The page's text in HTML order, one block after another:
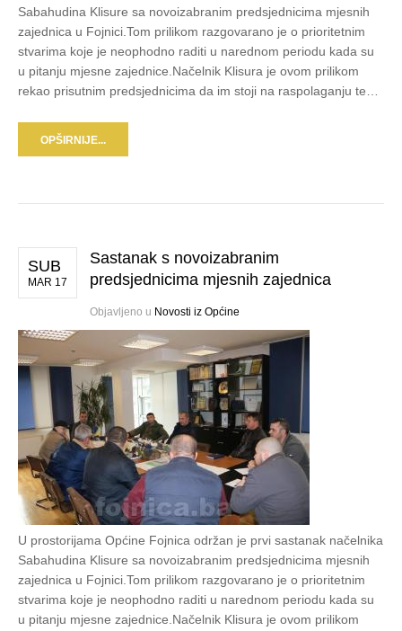
Sabahudina Klisure sa novoizabranim predsjednicima mjesnih
zajednica u Fojnici.Tom prilikom razgovarano je o prioritetnim
stvarima koje je neophodno raditi u narednom periodu kada su
u pitanju mjesne zajednice.Načelnik Klisura je ovom prilikom
rekao prisutnim predsjednicima da im stoji na raspolaganju te…
OPŠIRNIJE...
SUB
MAR 17
Sastanak s novoizabranim
predsjednicima mjesnih zajednica
Objavljeno u Novosti iz Općine
U prostorijama Općine Fojnica održan je prvi sastanak načelnika
Sabahudina Klisure sa novoizabranim predsjednicima mjesnih
zajednica u Fojnici.Tom prilikom razgovarano je o prioritetnim
stvarima koje je neophodno raditi u narednom periodu kada su
u pitanju mjesne zajednice.Načelnik Klisura je ovom prilikom